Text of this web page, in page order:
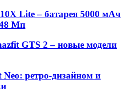
Lite – батарея 5000 мАч
Мп
GTS 2 – новые модели
ретро-дизайном и